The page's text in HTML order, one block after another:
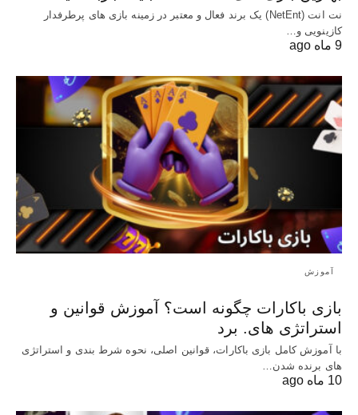
نت انت (NetEnt) یک برند فعال و معتبر در زمینه بازی های پرطرفدار
کازینویی و…
9 ماه ago
آموزش
بازی باکارات چگونه است؟ آموزش قوانین و
استراتژی های. برد
با آموزش کامل بازی باکارات، قوانین اصلی، نحوه شرط بندی و استراتژی
های برنده شدن…
10 ماه ago